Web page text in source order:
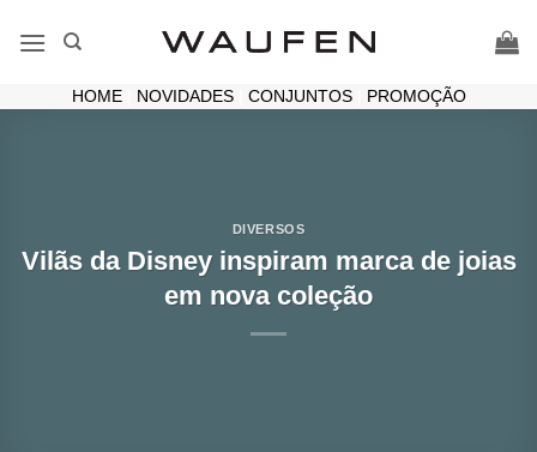
HOME| NOVIDADES| CONJUNTOS| PROMOÇÃO
DIVERSOS
Vilãs da Disney inspiram marca de joias
em nova coleção